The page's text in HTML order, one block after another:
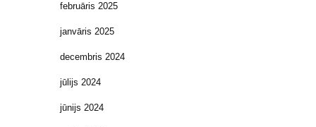
februāris 2025
janvāris 2025
decembris 2024
jūlijs 2024
jūnijs 2024